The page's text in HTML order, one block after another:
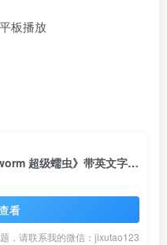
板播放
BBC英文短篇优秀动画《Superworm 超级蠕虫》带英文字幕+中英文字幕，百度网盘下载！
看
，请联系我的微信：jixutao123